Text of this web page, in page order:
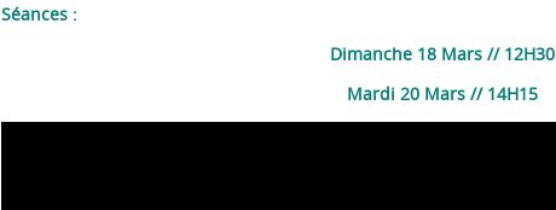
Séances :
Dimanche 18 Mars // 12H30
Mardi 20 Mars // 14H15